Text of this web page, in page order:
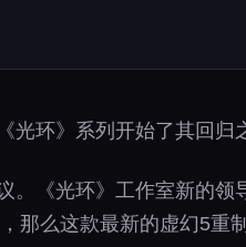
环》系列开始了其回归
。《光环》工作室新的
么这款最新的虚幻5重